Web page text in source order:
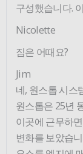
구성했습니다.
Nicolette
짐은 어때요?
Jim
네, 원스톱 시스
원스톱은 25년
이곳에 근무하
변화를 보았습